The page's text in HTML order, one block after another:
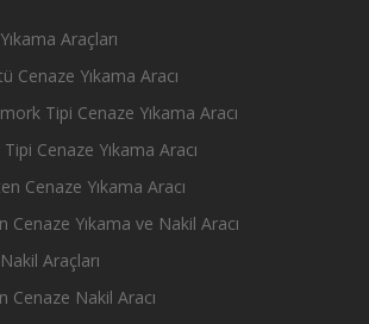
Araçları
Cenaze Yıkama Aracı
Tipi Cenaze Yıkama Aracı
Cenaze Yıkama Aracı
Cenaze Yıkama Aracı
Cenaze Yıkama ve Nakil Aracı
Araçları
Cenaze Nakil Aracı